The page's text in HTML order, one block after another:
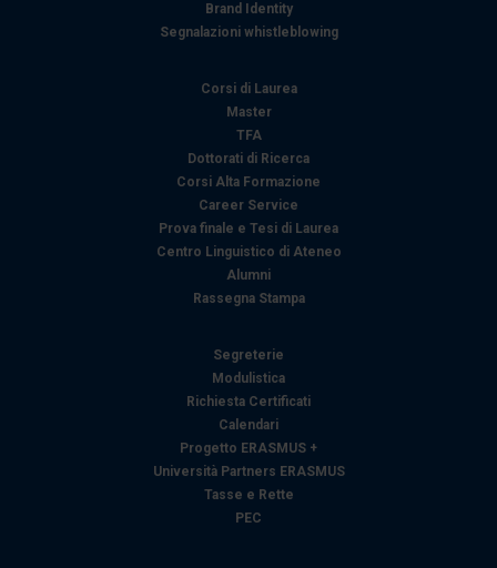
Brand Identity
Segnalazioni whistleblowing
Corsi di Laurea
Master
TFA
Dottorati di Ricerca
Corsi Alta Formazione
Career Service
Prova finale e Tesi di Laurea
Centro Linguistico di Ateneo
Alumni
Rassegna Stampa
Segreterie
Modulistica
Richiesta Certificati
Calendari
Progetto ERASMUS +
Università Partners ERASMUS
Tasse e Rette
PEC